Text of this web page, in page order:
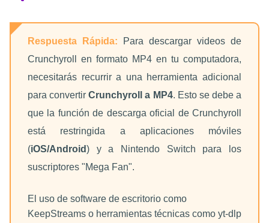
Puntos Clave del Editor
Respuesta Rápida:
Para descargar videos de
Crunchyroll en formato MP4 en tu computadora,
necesitarás recurrir a una herramienta adicional
para convertirCrunchyroll a MP4. Esto se debe a
que la función de descarga oficial de Crunchyroll
está restringida a aplicaciones móviles
(iOS/Android) y a Nintendo Switch para los
suscriptores "Mega Fan".
El uso de software de escritorio como
KeepStreams o herramientas técnicas como yt-dlp